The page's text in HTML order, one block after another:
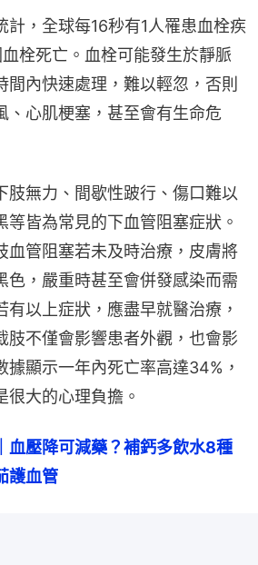
計，全球每16秒有1人罹患血栓疾
栓死亡。血栓可能發生於靜脈
間內快速處理，難以輕忽，否則
、心肌梗塞，甚至會有生命危
肢無力、間歇性跛行、傷口難以
等皆為常見的下血管阻塞症狀。
血管阻塞若未及時治療，皮膚將
色，嚴重時甚至會併發感染而需
有以上症狀，應盡早就醫治療，
肢不僅會影響患者外觀，也會影
據顯示一年內死亡率高達34%，
很大的心理負擔。
血壓降可減藥？補鈣多飲水8種
護血管